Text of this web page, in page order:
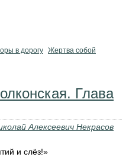
в дорогу Жертва собой
Глава
Алексеевич Некрасов
и слёз!»